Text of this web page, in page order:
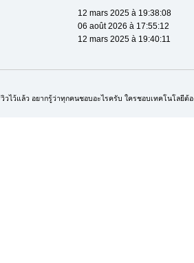
12 mars 2025 à 19:38:08
06 août 2026 à 17:55:12
12 mars 2025 à 19:40:11
วไว้แล้ว อยากรู้ว่าทุกคนชอบอะไรครับ ใครชอบเทคโนโลยีต้